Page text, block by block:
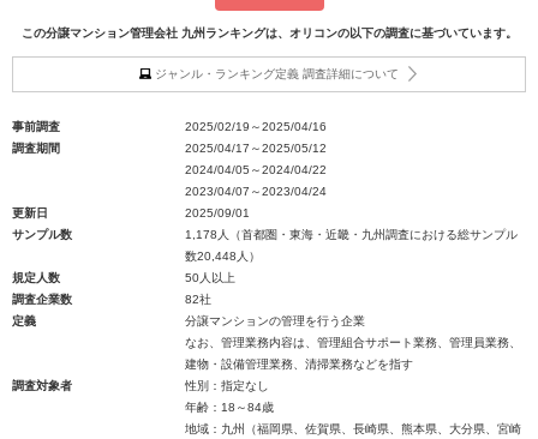
この分譲マンション管理会社 九州ランキングは、オリコンの以下の調査に基づいています。
ジャンル・ランキング定義 調査詳細について
事前調査
2025/02/19～2025/04/16
調査期間
2025/04/17～2025/05/12
2024/04/05～2024/04/22
2023/04/07～2023/04/24
更新日
2025/09/01
サンプル数
1,178人（首都圏・東海・近畿・九州調査における総サンプル
数20,448人）
規定人数
50人以上
調査企業数
82社
定義
分譲マンションの管理を行う企業
なお、管理業務内容は、管理組合サポート業務、管理員業務、
建物・設備管理業務、清掃業務などを指す
調査対象者
性別：指定なし
年齢：18～84歳
地域：九州（福岡県、佐賀県、長崎県、熊本県、大分県、宮崎